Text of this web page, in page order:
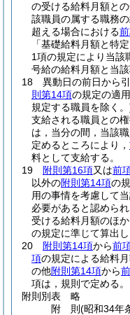
の受ける給料月額と
該職員の属する職務
超える場合における
「基礎給料月額と特
1項の規定により当該
号給の給料月額と当
18
異動日の前日から
則第14項の規定の適
規定する職員を除く
支給される職員との
は，当分の間，当該
定めるところにより，
料として支給する。
19
附則第16項又は前
以外の附則第14項の
用の事情を考慮して
必要があると認めら
受ける給料月額のほ
の規定に準じて算出
20
附則第14項から前
項の規定による給料月
の他附則第14項から
項は，規則で定める。
附則別表 略
附 則(昭和34年